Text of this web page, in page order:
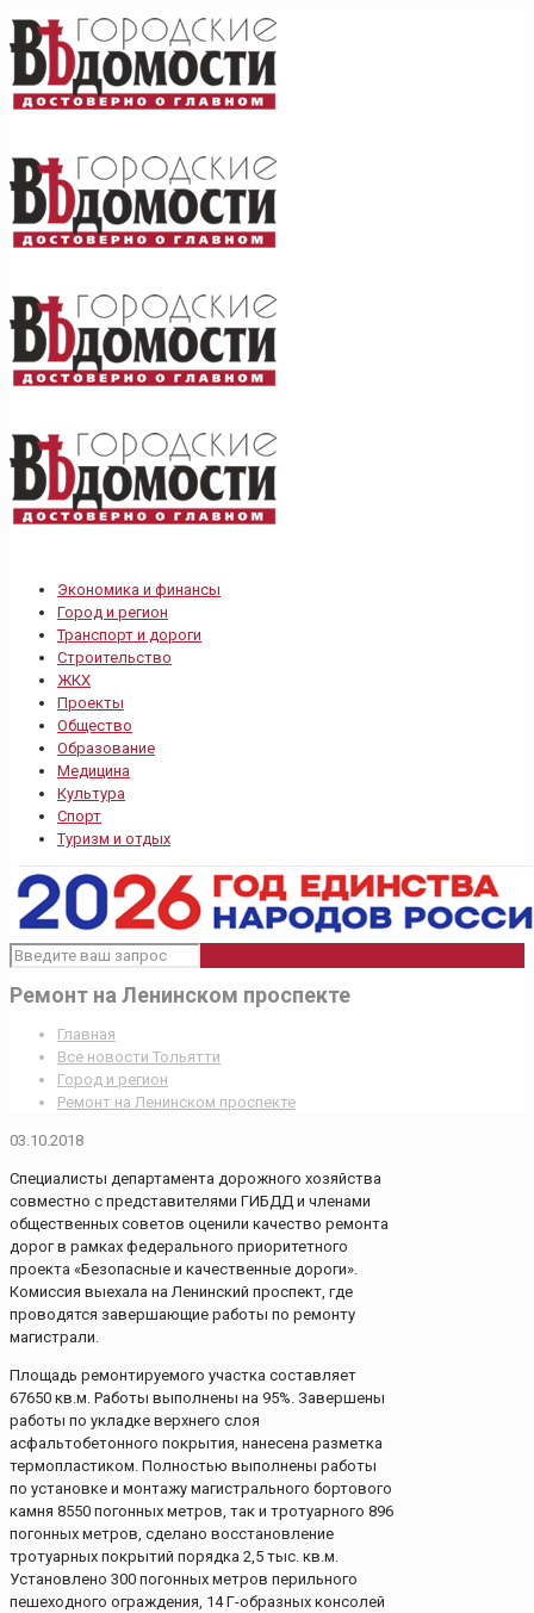
Экономика и финансы
Город и регион
Транспорт и дороги
Строительство
ЖКХ
Проекты
Общество
Образование
Медицина
Культура
Спорт
Туризм и отдых
Ремонт на Ленинском проспекте
Главная
Все новости Тольятти
Город и регион
Ремонт на Ленинском проспекте
03.10.2018
Специалисты департамента дорожного хозяйства
совместно с представителями ГИБДД и членами
общественных советов оценили качество ремонта
дорог в рамках федерального приоритетного
проекта «Безопасные и качественные дороги».
Комиссия выехала на Ленинский проспект, где
проводятся завершающие работы по ремонту
магистрали.
Площадь ремонтируемого участка составляет
67650 кв.м. Работы выполнены на 95%. Завершены
работы по укладке верхнего слоя
асфальтобетонного покрытия, нанесена разметка
термопластиком. Полностью выполнены работы
по установке и монтажу магистрального бортового
камня 8550 погонных метров, так и тротуарного 896
погонных метров, сделано восстановление
тротуарных покрытий порядка 2,5 тыс. кв.м.
Установлено 300 погонных метров перильного
пешеходного ограждения, 14 Г-образных консолей